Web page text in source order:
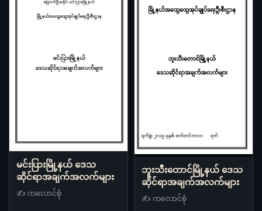
မင်းပြားမြို့နယ် ဒေသ
ဆိုင်ရာအချက်အလက်များ
✍️ ကလောင်စုံ
ဘူးသီးတောင်မြို့နယ် ဒေသ
ဆိုင်ရာအချက်အလက်များ
✍️ ကလောင်စုံ